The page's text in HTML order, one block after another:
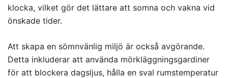
klocka, vilket gör det lättare att somna och vakna vid
önskade tider.
Att skapa en sömnvänlig miljö är också avgörande.
Detta inkluderar att använda mörkläggningsgardiner
för att blockera dagsljus, hålla en sval rumstemperatur